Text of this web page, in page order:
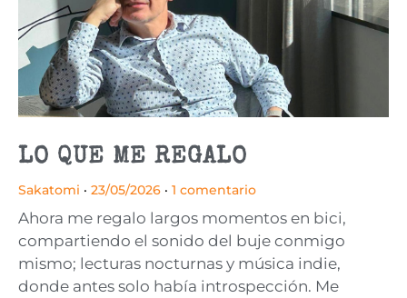
LO QUE ME REGALO
Sakatomi 23/05/2026 1 comentario
Ahora me regalo largos momentos en bici,
compartiendo el sonido del buje conmigo
mismo; lecturas nocturnas y música indie,
donde antes solo había introspección. Me